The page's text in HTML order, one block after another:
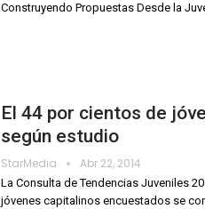
Construyendo Propuestas Desde la
El 44 por cientos de
según estudio
StarMedia Abr 22, 2014
La Consulta de Tendencias Juveniles
jóvenes capitalinos encuestados se